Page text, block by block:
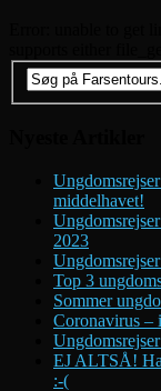
middelhavet!
2023
Top 3
Sommer
Coronavirus –
EJ ALTSÅ!
:-(